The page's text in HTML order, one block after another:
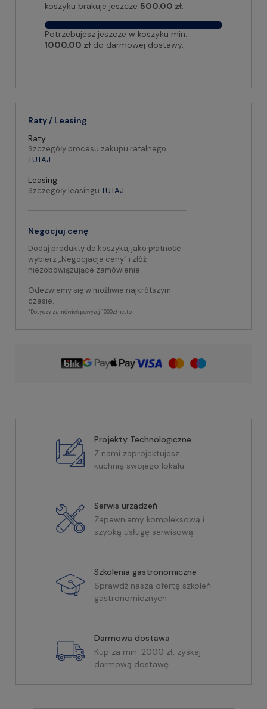
koszyku brakuje jeszcze 500.00 zł.
Potrzebujesz jeszcze w koszyku min.
1000.00 zł do darmowej dostawy.
Raty / Leasing
Raty
Szczegóły procesu zakupu ratalnego
TUTAJ
Leasing
Szczegóły leasingu TUTAJ
Negocjuj cenę
Dodaj produkty do koszyka, jako płatność
wybierz „Negocjacja ceny” i złóż
niezobowiązujące zamówienie.
Odezwiemy się w możliwie najkrótszym
czasie.
*Dotyczy zamówień powyżej 1000zł netto
Projekty Technologiczne
Z nami zaprojektujesz
kuchnię swojego lokalu
Serwis urządzeń
Zapewniamy kompleksową i
szybką usługę serwisową
Szkolenia gastronomiczne
Sprawdź naszą ofertę szkoleń
gastronomicznych
Darmowa dostawa
Kup za min. 2000 zł, zyskaj
darmową dostawę